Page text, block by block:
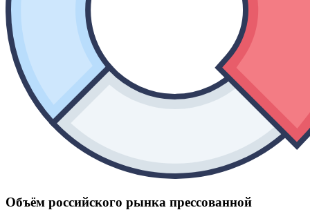
Объём российского рынка прессованной